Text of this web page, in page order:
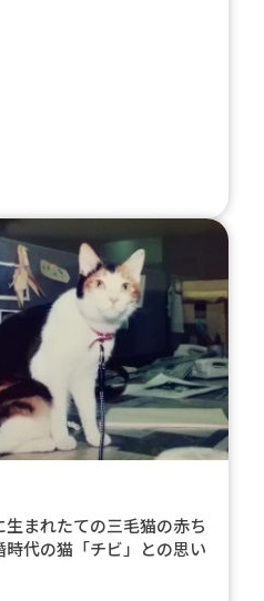
生まれたての三毛猫の赤ち
代の猫「チビ」との思い